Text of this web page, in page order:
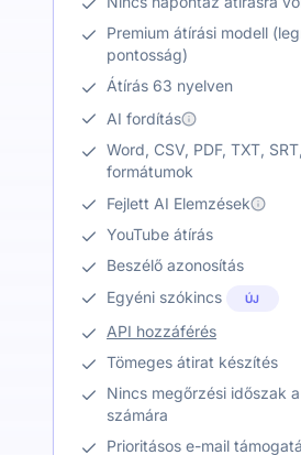
Premium átírási modell
pontosság)
Átírás 63 nyelven
AI fordítás
Word, CSV, PDF, TXT,
formátumok
Fejlett AI Elemzések
YouTube átírás
Beszélő azonosítás
Egyéni szókincs
ÚJ
API hozzáférés
Tömeges átirat készítés
Nincs megőrzési időszak
számára
Prioritásos e-mail